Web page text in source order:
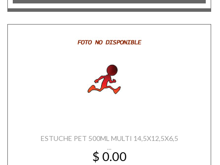
ESTUCHE PET 500ML MULTI 14,5X12,5X6,5
...
$ 0.00